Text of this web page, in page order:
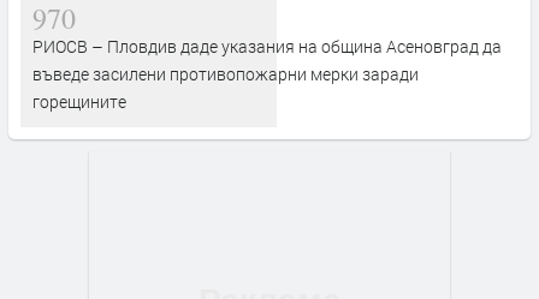
970
РИОСВ – Пловдив даде указания на община Асеновград да
въведе засилени противопожарни мерки заради
горещините